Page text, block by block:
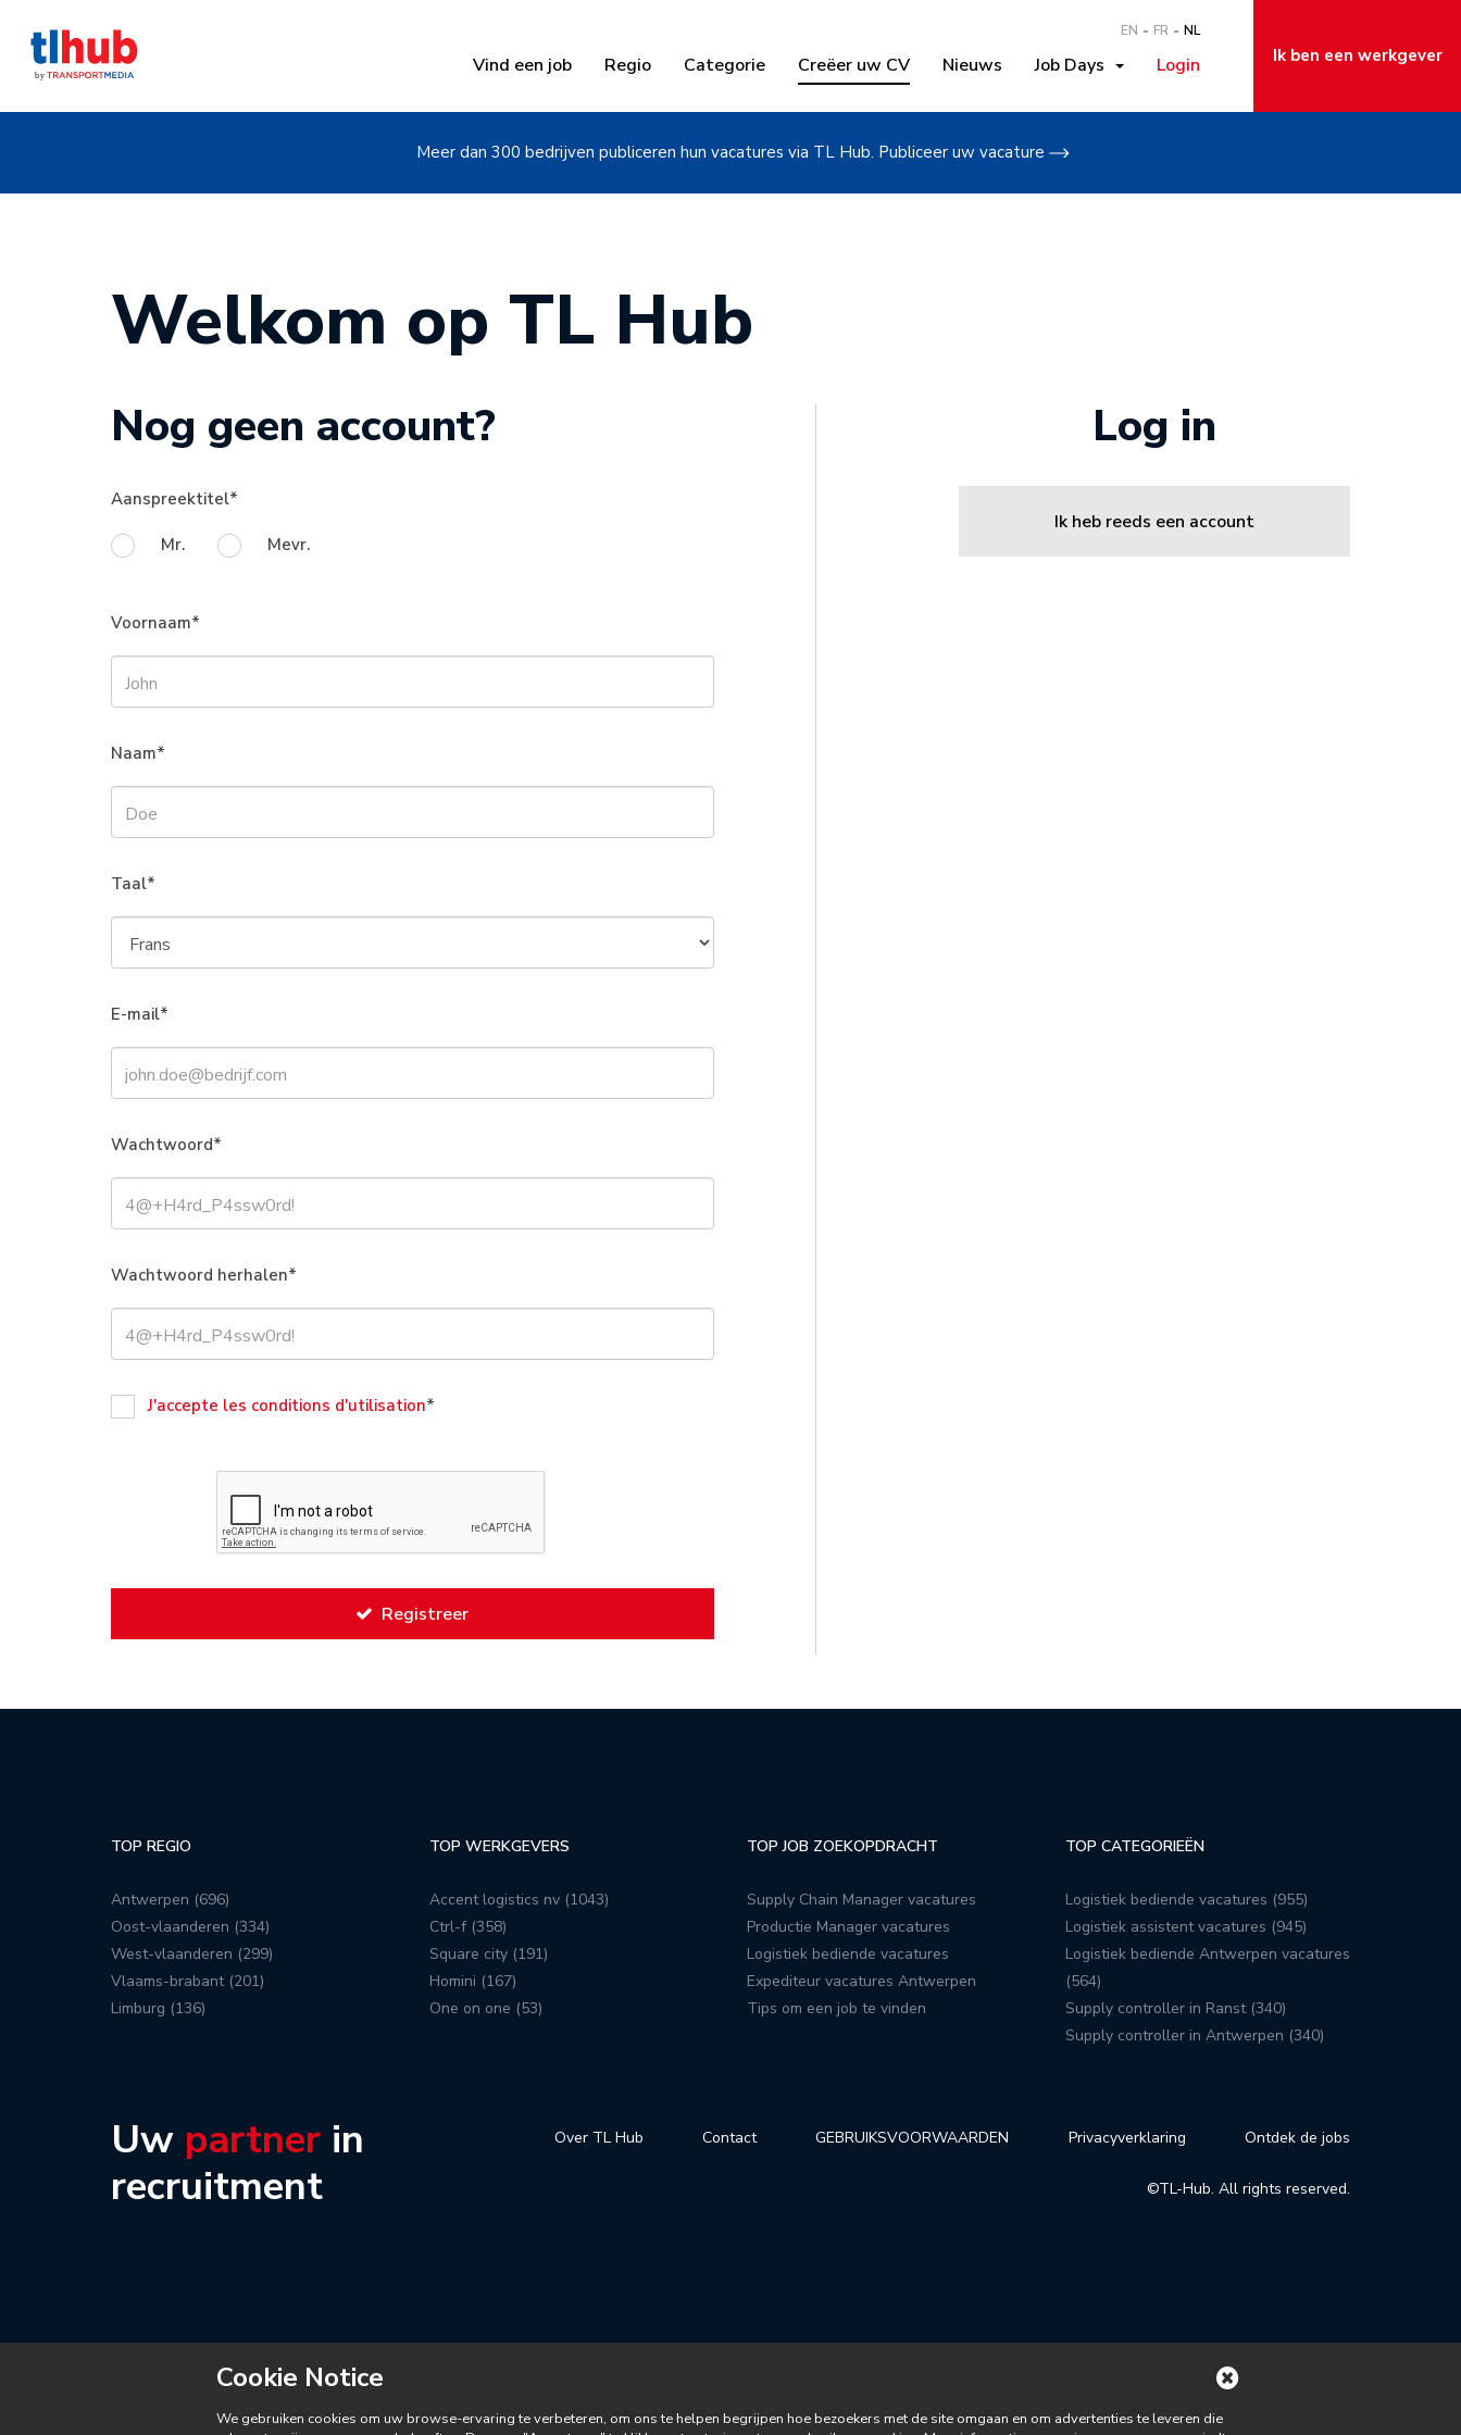
EN FR NL
Vind een job Regio Categorie Creëer uw CV Nieuws Job Days Login Ik ben een werkgever
Meer dan 300 bedrijven publiceren hun vacatures via TL Hub. Publiceer uw vacature
Welkom op TL Hub
Log in
Ik heb reeds een account
Nog geen account?
Aanspreektitel
Mr. Mevr.
Voornaam
Naam
Taal
E-mail
Wachtwoord
Wachtwoord herhalen
J'accepte les conditions d'utilisation
Registreer
TOP REGIO
Antwerpen (696)
Oost-vlaanderen (334)
West-vlaanderen (299)
Vlaams-brabant (201)
Limburg (136)
TOP WERKGEVERS
Accent logistics nv (1043)
Ctrl-f (358)
Square city (191)
Homini (167)
One on one (53)
TOP JOB ZOEKOPDRACHT
Supply Chain Manager vacatures
Productie Manager vacatures
Logistiek bediende vacatures
Expediteur vacatures Antwerpen
Tips om een job te vinden
TOP CATEGORIEËN
Logistiek bediende vacatures (955)
Logistiek assistent vacatures (945)
Logistiek bediende Antwerpen vacatures
(564)
Supply controller in Ranst (340)
Supply controller in Antwerpen (340)
Over TL Hub Contact GEBRUIKSVOORWAARDEN Privacyverklaring Ontdek de jobs
©TL-Hub. All rights reserved.
Uw partner in
recruitment
Cookie Notice
We gebruiken cookies om uw browse-ervaring te verbeteren, om ons te helpen begrijpen hoe bezoekers met de site omgaan en om advertenties te leveren die